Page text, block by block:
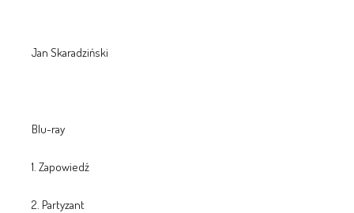
Jan Skaradziński
Blu-ray
1. Zapowiedź
2. Partyzant